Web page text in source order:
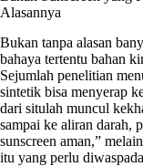
Alasannya
Bukan tanpa alasan
bahaya tertentu bahan
Sejumlah penelitian
sintetik bisa menyerap
dari situlah muncul
sampai ke aliran darah,
sunscreen aman,”
itu yang perlu